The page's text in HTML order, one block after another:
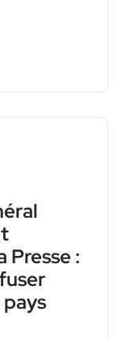
Presse :
pays